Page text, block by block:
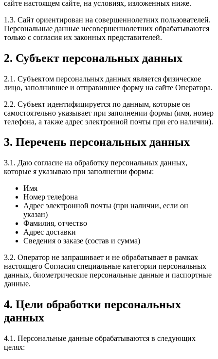
сайте настоящем сайте, на условиях, изложенных ниже.
1.3. Сайт ориентирован на совершеннолетних пользователей.
Персональные данные несовершеннолетних обрабатываются
только с согласия их законных представителей.
2. Субъект персональных данных
2.1. Субъектом персональных данных является физическое
лицо, заполнившее и отправившее форму на сайте Оператора.
2.2. Субъект идентифицируется по данным, которые он
самостоятельно указывает при заполнении формы (имя, номер
телефона, а также адрес электронной почты при его наличии).
3. Перечень персональных данных
3.1. Даю согласие на обработку персональных данных,
которые я указываю при заполнении формы:
Имя
Номер телефона
Адрес электронной почты (при наличии, если он
указан)
Фамилия, отчество
Адрес доставки
Сведения о заказе (состав и сумма)
3.2. Оператор не запрашивает и не обрабатывает в рамках
настоящего Согласия специальные категории персональных
данных, биометрические персональные данные и паспортные
данные.
4. Цели обработки персональных
данных
4.1. Персональные данные обрабатываются в следующих
целях: